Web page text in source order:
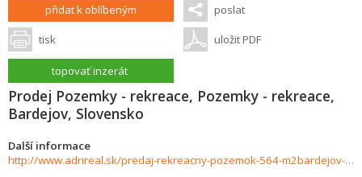
přidat k oblíbeným poslat
tisk uložit PDF
topovať inzerát
Prodej Pozemky - rekreace, Pozemky - rekreace,
Bardejov, Slovensko
Další informace
http://www.adrireal.sk/predaj-rekreacny-pozemok-564-m2bardejov-zlate-cena-dohodou-1017242